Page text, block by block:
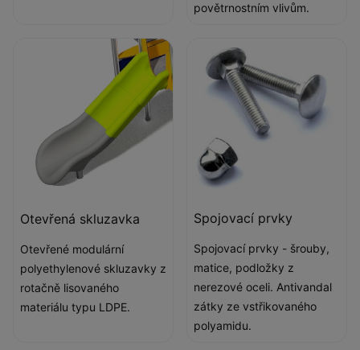
povětrnostním vlivům.
Otevřená skluzavka
Otevřené modulární
polyethylenové skluzavky z
rotačně lisovaného
materiálu typu LDPE.
Spojovací prvky
Spojovací prvky - šrouby,
matice, podložky z
nerezové oceli. Antivandal
zátky ze vstřikovaného
polyamidu.